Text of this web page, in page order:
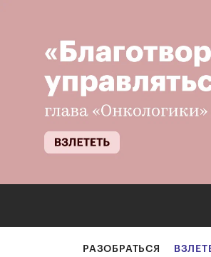
Ректор
РАЗОБРАТЬСЯ